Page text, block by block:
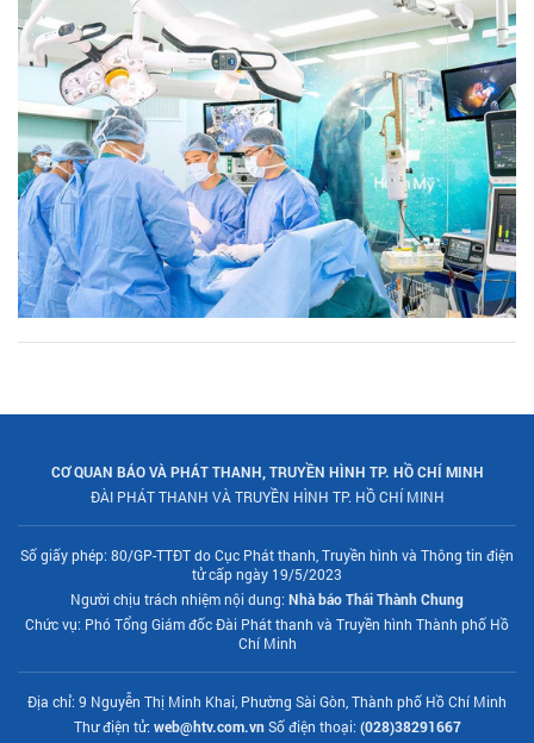
CƠ QUAN BÁO VÀ PHÁT THANH, TRUYỀN HÌNH TP. HỒ CHÍ MINH
ĐÀI PHÁT THANH VÀ TRUYỀN HÌNH TP. HỒ CHÍ MINH
Số giấy phép: 80/GP-TTĐT do Cục Phát thanh, Truyền hình và Thông tin điện
tử cấp ngày 19/5/2023
Người chịu trách nhiệm nội dung: Nhà báo Thái Thành Chung
Chức vụ: Phó Tổng Giám đốc Đài Phát thanh và Truyền hình Thành phố Hồ
Chí Minh
Địa chỉ: 9 Nguyễn Thị Minh Khai, Phường Sài Gòn, Thành phố Hồ Chí Minh
Thư điện tử: web@htv.com.vnSố điện thoại: (028)38291667